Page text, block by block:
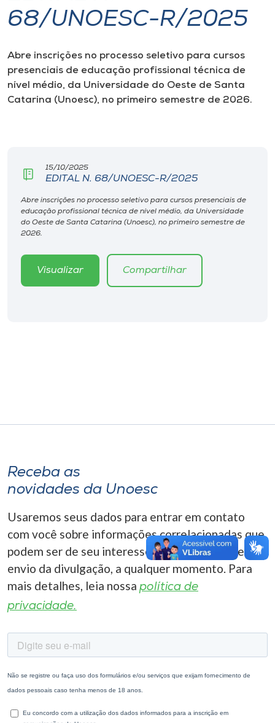
I.nova
Diplomados
Cultura
Biblioteca
Editora
Museu
A-
68/UNOESC-R/2025
Abre inscrições no processo seletivo para cursos
presenciais de educação profissional técnica de
nível médio, da Universidade do Oeste de Santa
Catarina (Unoesc), no primeiro semestre de 2026.
15/10/2025
EDITAL N. 68/UNOESC-R/2025
Abre inscrições no processo seletivo para cursos presenciais de
educação profissional técnica de nível médio, da Universidade
do Oeste de Santa Catarina (Unoesc), no primeiro semestre de
2026.
Visualizar Compartilhar
Receba as
novidades da Unoesc
Usaremos seus dados para entrar em contato
com você sobre informações correlacionadas que
podem ser de seu interesse. Você pode cancelar o
envio da divulgação, a qualquer momento. Para
mais detalhes, leia nossa política de
privacidade.